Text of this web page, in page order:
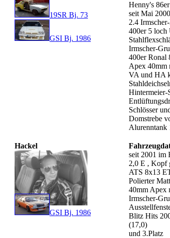
19SR Bj. 73
GSI Bj. 1986
Henny's
seit Mai
2.4
400er 5 loch
Irmscher-
400er Ronal
Apex 40mm
VA und HA
Hintermeier-
Schlösser
Domstrebe
Alurenntank
Hackel
GSI Bj. 1986
seit 2001 im
2,0 E , Kopf
ATS 8x13
Polierter
40mm Apex
Irmscher-
Blitz Hits
(17,0)
und 3.Platz